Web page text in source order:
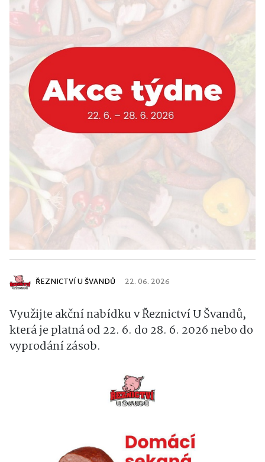
ŘEZNICTVÍ U ŠVANDŮ 22. 06. 2026
Využijte akční nabídku v Řeznictví U Švandů,
která je platná od 22. 6. do 28. 6. 2026 nebo do
vyprodání zásob.